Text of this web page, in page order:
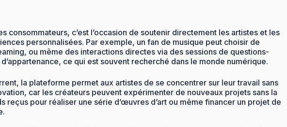
consommateurs, c’est l’occasion de soutenir directement les artistes et les
personnalisées. Par exemple, un fan de musique peut choisir de
ou même des interactions directes via des sessions de questions-
ce qui est souvent recherché dans le monde numérique.
la plateforme permet aux artistes de se concentrer sur leur travail sans
car les créateurs peuvent expérimenter de nouveaux projets sans la
pour réaliser une série d’œuvres d’art ou même financer un projet de